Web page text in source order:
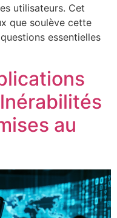
utilisateurs. Cet
que soulève cette
essentielles
au